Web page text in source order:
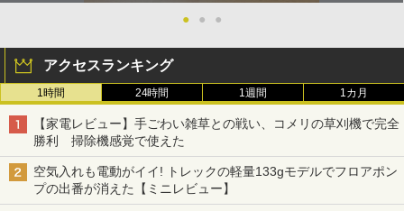
● ● ●
アクセスランキング
1時間 24時間 1週間 1カ月
【家電レビュー】手ごわい雑草との戦い、コメリの草刈機で完全
勝利 掃除機感覚で使えた
空気入れも電動がイイ! トレックの軽量133gモデルでフロアポン
プの出番が消えた【ミニレビュー】